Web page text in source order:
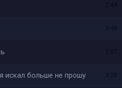
3:49
искал больше не прошу 3:28